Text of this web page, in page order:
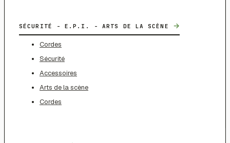
SÉCURITÉ - E.P.I. - ARTS DE LA SCÈNE →
Cordes
Sécurité
Accessoires
Arts de la scène
Cordes